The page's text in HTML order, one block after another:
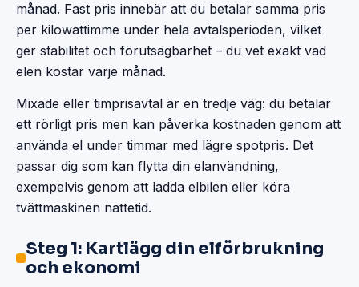
månad. Fast pris innebär att du betalar samma pris
per kilowattimme under hela avtalsperioden, vilket
ger stabilitet och förutsägbarhet – du vet exakt vad
elen kostar varje månad.
Mixade eller timprisavtal är en tredje väg: du betalar
ett rörligt pris men kan påverka kostnaden genom att
använda el under timmar med lägre spotpris. Det
passar dig som kan flytta din elanvändning,
exempelvis genom att ladda elbilen eller köra
tvättmaskinen nattetid.
Steg 1: Kartlägg din elförbrukning
och ekonomi